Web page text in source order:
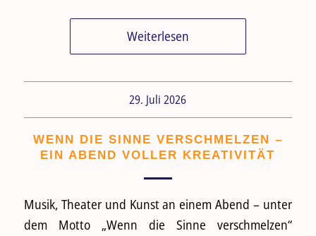
Weiterlesen
29. Juli 2026
WENN DIE SINNE VERSCHMELZEN –
EIN ABEND VOLLER KREATIVITÄT
Musik, Theater und Kunst an einem Abend – unter
dem Motto „Wenn die Sinne verschmelzen“